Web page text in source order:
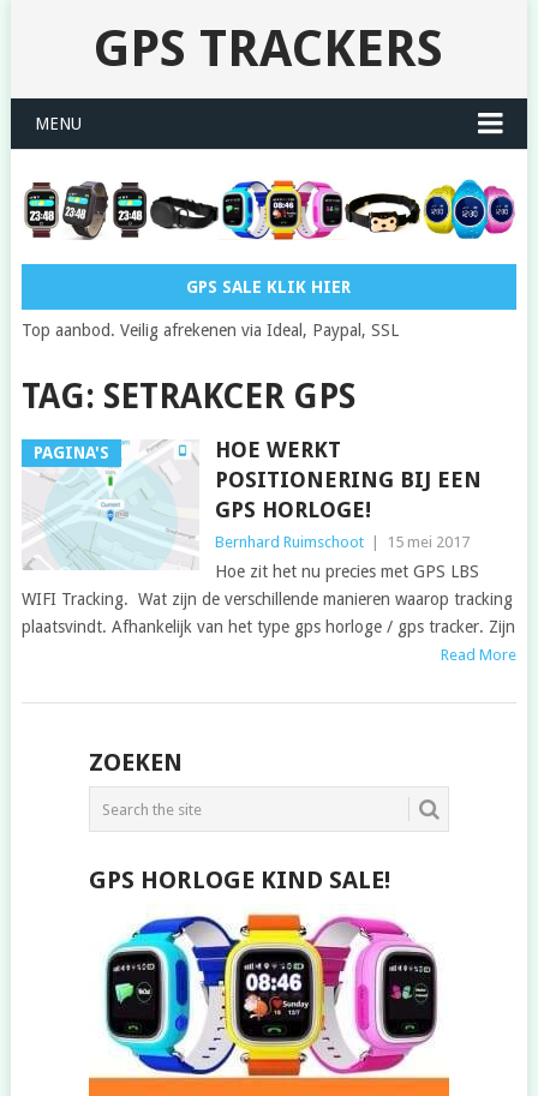
GPS TRACKERS
MENU
GPS SALE KLIK HIER
Top aanbod. Veilig afrekenen via Ideal, Paypal, SSL
TAG: SETRAKCER GPS
PAGINA'S
HOE WERKT
POSITIONERING BIJ EEN
GPS HORLOGE!
Bernhard Ruimschoot 15 mei 2017
Hoe zit het nu precies met GPS LBS
WIFI Tracking. Wat zijn de verschillende manieren waarop tracking
plaatsvindt. Afhankelijk van het type gps horloge / gps tracker. Zijn
Read More
POSTS
NAVIGATION
ZOEKEN
GPS HORLOGE KIND SALE!